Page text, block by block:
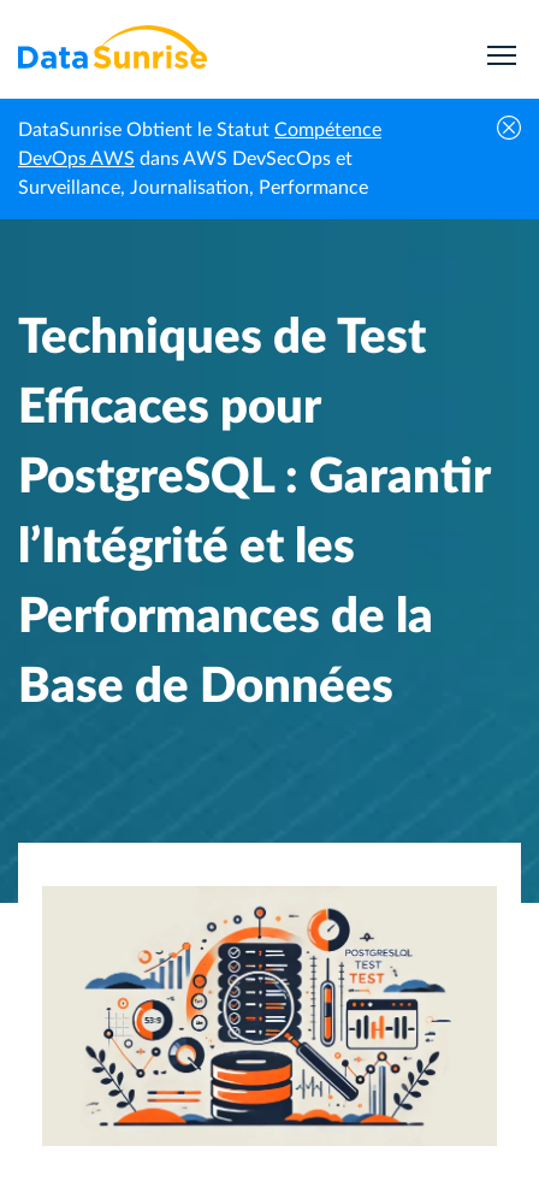
DataSunrise Obtient le Statut Compétence
DevOps AWS dans AWS DevSecOps et
Surveillance, Journalisation, Performance
Accueil
Centre de
connaissances
Techniques de Test Efficaces pour PostgreSQL :
Garantir l’Intégrité et les Performances de la
Base de Données
Techniques de Test
Efficaces pour
PostgreSQL : Garantir
l’Intégrité et les
Performances de la
Base de Données